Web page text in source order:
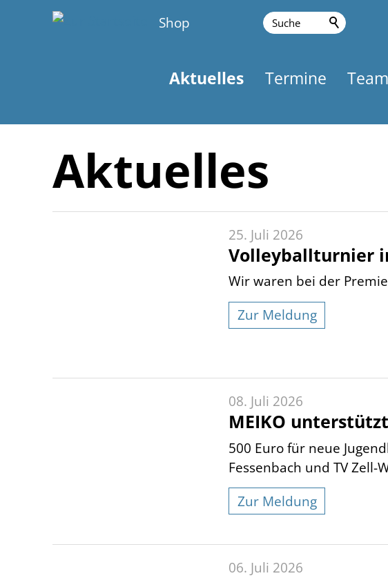
Shop
Aktuelles Termine
Aktuelles
25. Juli 2026
Volleyballturnier
Wir waren bei der
Zur Meldung
08. Juli 2026
MEIKO
500 Euro für neue
Fessenbach und TV Zell-
Zur Meldung
06. Juli 2026